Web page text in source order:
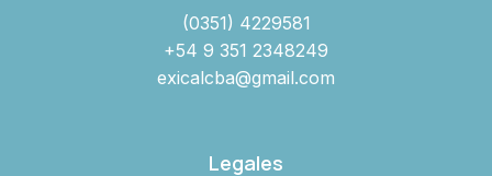
(0351) 4229581
+54 9 351 2348249
exicalcba@gmail.com
Legales